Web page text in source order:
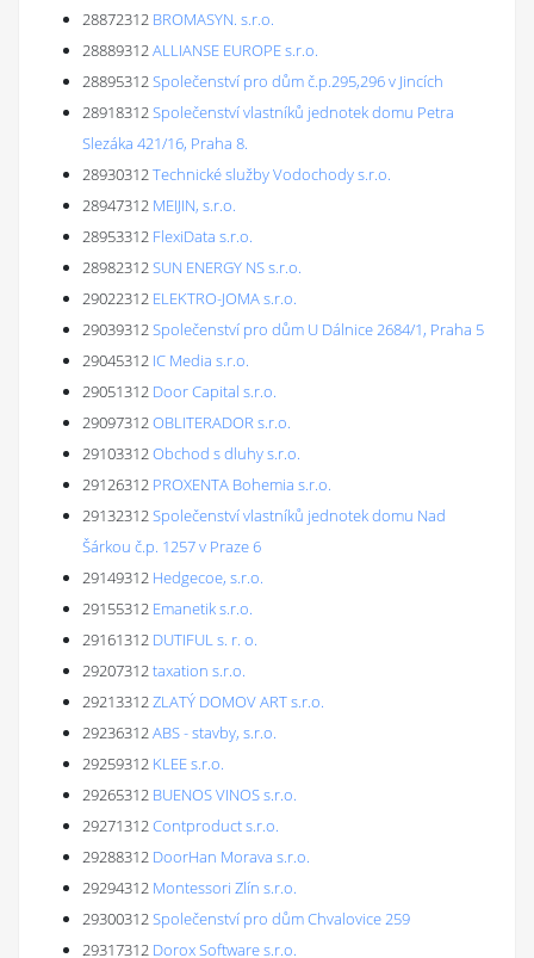
28872312 BROMASYN. s.r.o.
28889312ALLIANSE EUROPE s.r.o.
28895312Společenství pro dům č.p.295,296 v Jincích
28918312Společenství vlastníků jednotek domu Petra
Slezáka 421/16, Praha 8.
28930312Technické služby Vodochody s.r.o.
28947312 MEIJIN, s.r.o.
28953312 FlexiData s.r.o.
28982312SUN ENERGY NS s.r.o.
29022312 ELEKTRO-JOMA s.r.o.
29039312Společenství pro dům U Dálnice 2684/1, Praha 5
29045312 IC Media s.r.o.
29051312 Door Capital s.r.o.
29097312OBLITERADOR s.r.o.
29103312Obchod s dluhy s.r.o.
29126312 PROXENTA Bohemia s.r.o.
29132312Společenství vlastníků jednotek domu Nad
Šárkou č.p. 1257 v Praze 6
29149312 Hedgecoe, s.r.o.
29155312 Emanetik s.r.o.
29161312 DUTIFUL s. r. o.
29207312taxation s.r.o.
29213312ZLATÝ DOMOV ART s.r.o.
29236312ABS - stavby, s.r.o.
29259312 KLEE s.r.o.
29265312 BUENOS VINOS s.r.o.
29271312Contproduct s.r.o.
29288312 DoorHan Morava s.r.o.
29294312 Montessori Zlín s.r.o.
29300312Společenství pro dům Chvalovice 259
29317312 Dorox Software s.r.o.